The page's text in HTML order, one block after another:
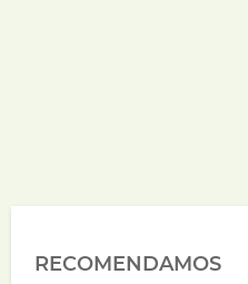
RECOMENDAMOS